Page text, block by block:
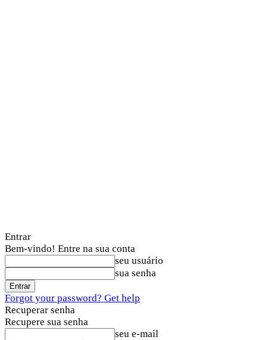
Entrar
Bem-vindo! Entre na sua conta
seu usuário
sua senha
Forgot your password? Get help
Recuperar senha
Recupere sua senha
seu e-mail